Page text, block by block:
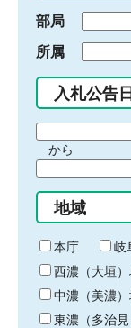
部局
所属
入札公告日
間
始
り
から
間
終
わ
り
地域
本庁
岐
西濃（大垣
中濃（美濃
東濃（多治